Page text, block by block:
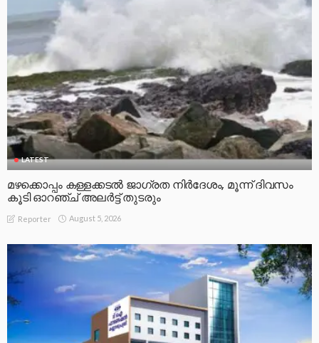
LATEST
മഴക്കൊപ്പം കള്ളക്കടൽ ജാഗ്രത നിർദേശം, മൂന്ന് ദിവസം
കൂടി ഓറഞ്ച് അലർട്ട് തുടരും
Reporter August 5, 2026